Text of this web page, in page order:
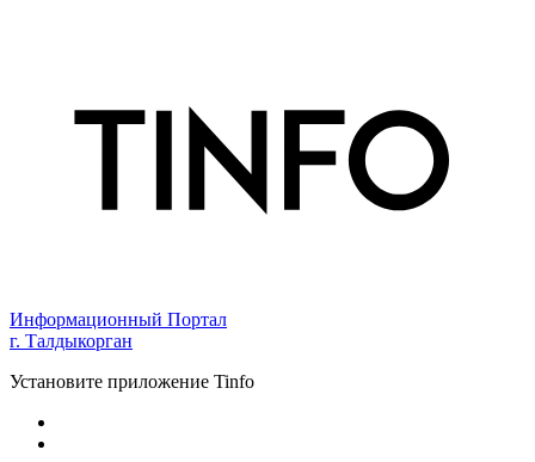
Информационный Портал
г. Талдыкорган
Установите приложение Tinfo